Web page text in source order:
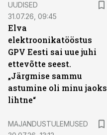
UUDISED
31.07.26, 09:45
Elva
elektroonikatööstus
GPV Eesti sai uue juhi
ettevõtte seest.
„Järgmise sammu
astumine oli minu jaoks
lihtne“
MAJANDUSTULEMUSED